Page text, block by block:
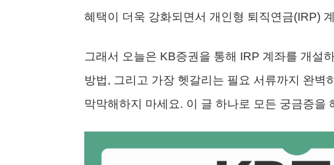
혜택이 더욱 강화되면서 개인형 퇴직연금(IRP)
그래서 오늘은 KB증권을 통해 IRP 계좌를 개설
방법, 그리고 가장 헷갈리는 필요 서류까지 완벽
막막해하지 마세요. 이 글 하나로 모든 궁금증을